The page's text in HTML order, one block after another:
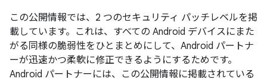
この公開情報では、2 つのセキュリティ パッチレベルを掲
載しています。これは、すべての Android デバイスにまた
がる同様の脆弱性をひとまとめにして、Android パートナ
ーが迅速かつ柔軟に修正できるようにするためです。
Android パートナーには、この公開情報に掲載されている